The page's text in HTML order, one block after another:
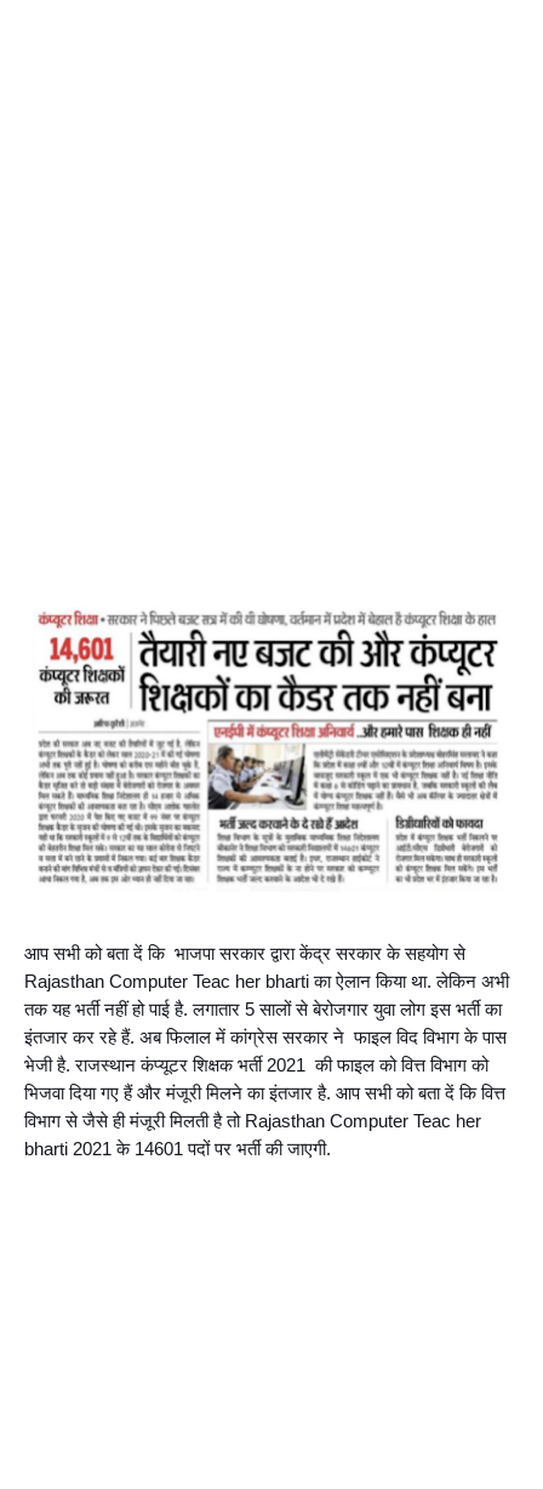
आप सभी को बता दें कि  भाजपा सरकार द्वारा केंद्र सरकार के सहयोग से
Rajasthan Computer Teac her bharti का ऐलान किया था. लेकिन अभी
तक यह भर्ती नहीं हो पाई है. लगातार 5 सालों से बेरोजगार युवा लोग इस भर्ती का
इंतजार कर रहे हैं. अब फिलाल में कांग्रेस सरकार ने  फाइल विद विभाग के पास
भेजी है. राजस्थान कंप्यूटर शिक्षक भर्ती 2021  की फाइल को वित्त विभाग को
भिजवा दिया गए हैं और मंजूरी मिलने का इंतजार है. आप सभी को बता दें कि वित्त
विभाग से जैसे ही मंजूरी मिलती है तो Rajasthan Computer Teac her
bharti 2021 के 14601 पदों पर भर्ती की जाएगी.